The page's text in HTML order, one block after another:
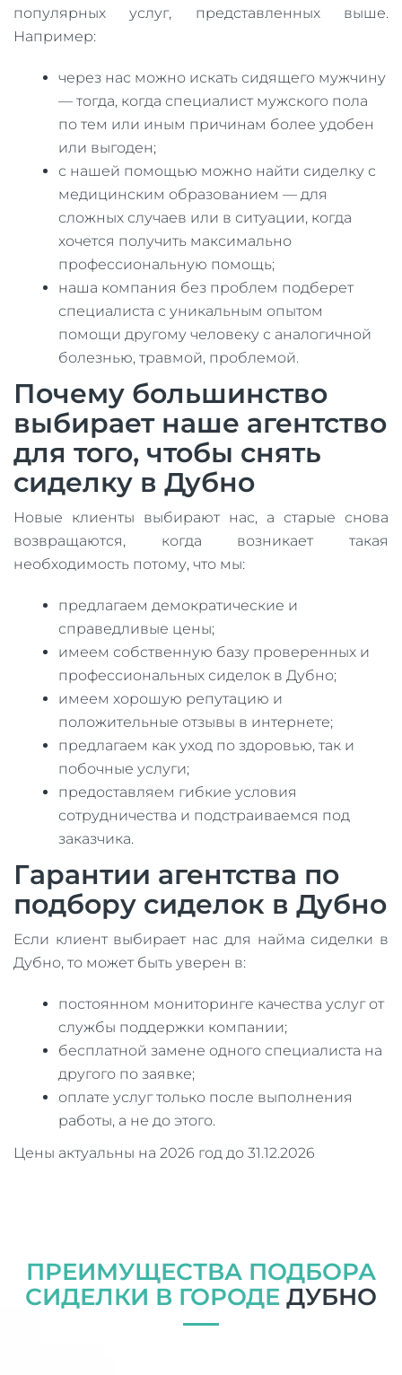
популярных услуг, представленных выше.
Например:
через нас можно искать сидящего мужчину
— тогда, когда специалист мужского пола
по тем или иным причинам более удобен
или выгоден;
с нашей помощью можно найти сиделку с
медицинским образованием — для
сложных случаев или в ситуации, когда
хочется получить максимально
профессиональную помощь;
наша компания без проблем подберет
специалиста с уникальным опытом
помощи другому человеку с аналогичной
болезнью, травмой, проблемой.
Почему большинство
выбирает наше агентство
для того, чтобы снять
сиделку в Дубно
Новые клиенты выбирают нас, а старые снова
возвращаются, когда возникает такая
необходимость потому, что мы:
предлагаем демократические и
справедливые цены;
имеем собственную базу проверенных и
профессиональных сиделок в Дубно;
имеем хорошую репутацию и
положительные отзывы в интернете;
предлагаем как уход по здоровью, так и
побочные услуги;
предоставляем гибкие условия
сотрудничества и подстраиваемся под
заказчика.
Гарантии агентства по
подбору сиделок в Дубно
Если клиент выбирает нас для найма сиделки в
Дубно, то может быть уверен в:
постоянном мониторинге качества услуг от
службы поддержки компании;
бесплатной замене одного специалиста на
другого по заявке;
оплате услуг только после выполнения
работы, а не до этого.
Цены актуальны на 2026 год до 31.12.2026
ПРЕИМУЩЕСТВА ПОДБОРА
СИДЕЛКИ В ГОРОДЕ ДУБНО